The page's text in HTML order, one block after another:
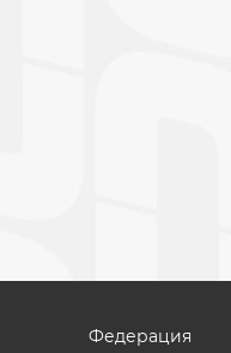
Федерация